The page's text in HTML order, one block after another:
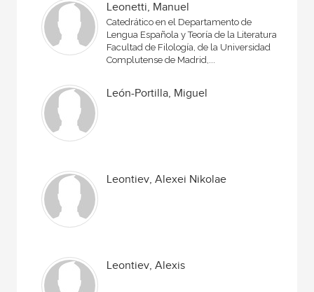
Leonetti, Manuel
Catedrático en el Departamento de
Lengua Española y Teoría de la Literatura,
Facultad de Filología, de la Universidad
Complutense de Madrid,...
León-Portilla, Miguel
Leontiev, Alexei Nikolae
Leontiev, Alexis